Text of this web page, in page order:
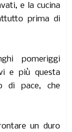
e la cucina
prima di
pomeriggi
e più questa
di pace, che
un duro